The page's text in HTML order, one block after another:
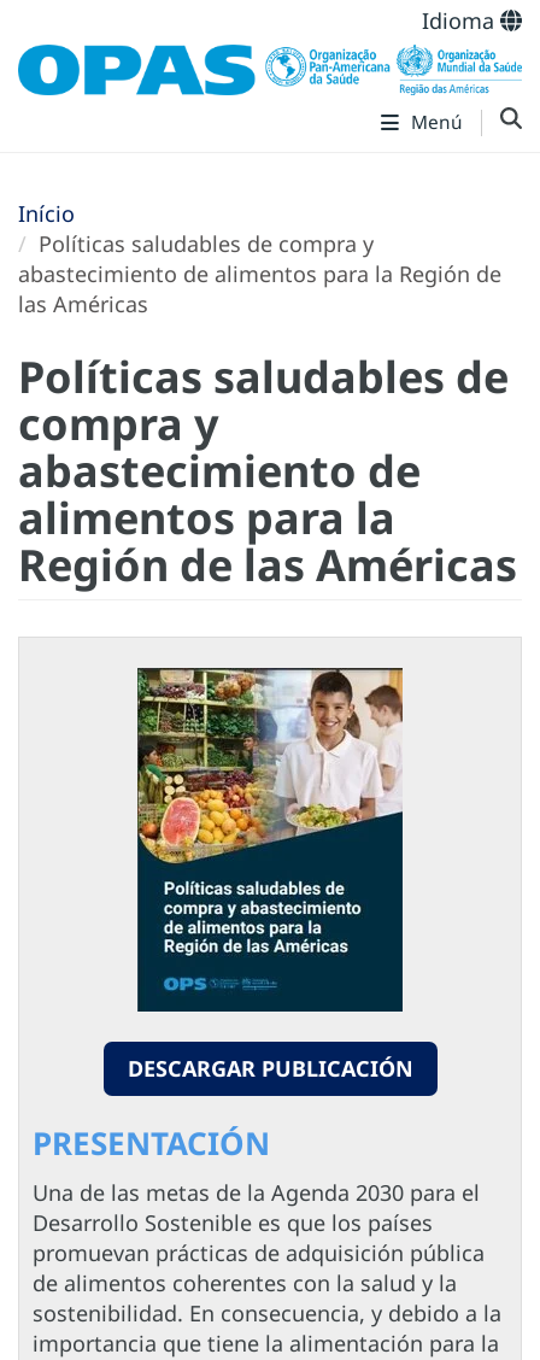
Idioma
Menú
Início
Políticas saludables de compra y
abastecimiento de alimentos para la Región de
las Américas
Políticas saludables de
compra y
abastecimiento de
alimentos para la
Región de las Américas
DESCARGAR PUBLICACIÓN
PRESENTACIÓN
Una de las metas de la Agenda 2030 para el
Desarrollo Sostenible es que los países
promuevan prácticas de adquisición pública
de alimentos coherentes con la salud y la
sostenibilidad. En consecuencia, y debido a la
importancia que tiene la alimentación para la